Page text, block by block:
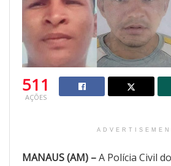
511
AÇÕES
MANAUS (AM) –A Polícia Civil